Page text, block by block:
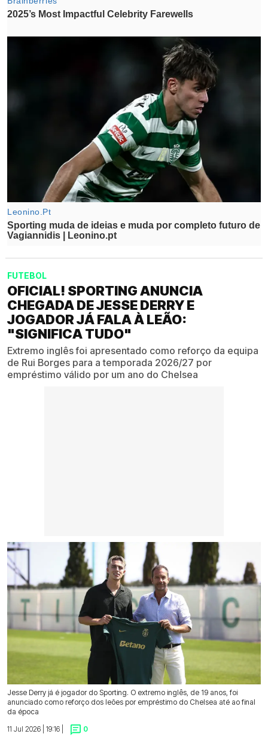
FUTEBOL
OFICIAL! SPORTING ANUNCIA
CHEGADA DE JESSE DERRY E
JOGADOR JÁ FALA À LEÃO:
"SIGNIFICA TUDO"
Extremo inglês foi apresentado como reforço da equipa
de Rui Borges para a temporada 2026/27 por
empréstimo válido por um ano do Chelsea
Jesse Derry já é jogador do Sporting. O extremo inglês, de 19 anos, foi
anunciado como reforço dos leões por empréstimo do Chelsea até ao final
da época
11 Jul 2026 | 19:16 |
0